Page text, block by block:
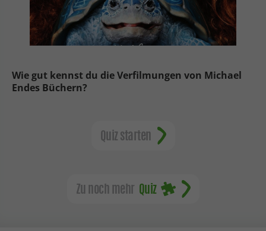
Wie gut kennst du die Verfilmungen von Michael
Endes Büchern?
Quiz starten
Zu noch mehr Quiz